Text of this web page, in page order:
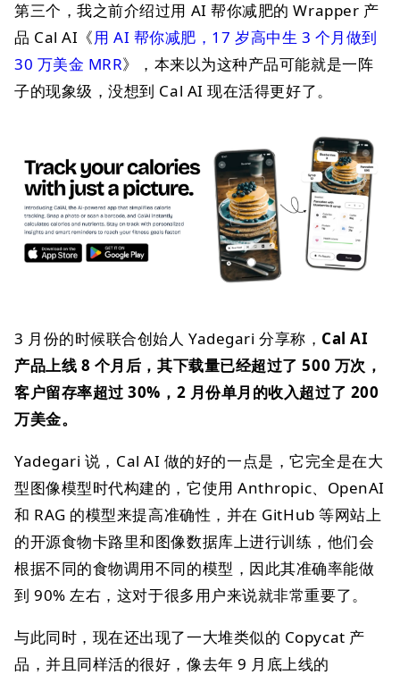
第三个，我之前介绍过用 AI 帮你减肥的 Wrapper 产
品 Cal AI《用 AI 帮你减肥，17 岁高中生 3 个月做到
30 万美金 MRR》，本来以为这种产品可能就是一阵
子的现象级，没想到 Cal AI 现在活得更好了。
3 月份的时候联合创始人 Yadegari 分享称， Cal AI
产品上线 8 个月后，其下载量已经超过了 500 万次，
客户留存率超过 30%，2 月份单月的收入超过了 200
万美金。
Yadegari 说，Cal AI 做的好的一点是，它完全是在大
型图像模型时代构建的，它使用 Anthropic、OpenAI
和 RAG 的模型来提高准确性，并在 GitHub 等网站上
的开源食物卡路里和图像数据库上进行训练，他们会
根据不同的食物调用不同的模型，因此其准确率能做
到 90% 左右，这对于很多用户来说就非常重要了。
与此同时，现在还出现了一大堆类似的 Copycat 产
品，并且同样活的很好，像去年 9 月底上线的